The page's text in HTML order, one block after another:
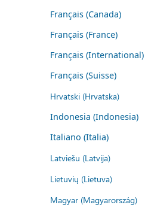
Français (Canada)
Français (France)
Français (International)
Français (Suisse)
Hrvatski (Hrvatska)
Indonesia (Indonesia)
Italiano (Italia)
Latviešu (Latvija)
Lietuvių (Lietuva)
Magyar (Magyarország)